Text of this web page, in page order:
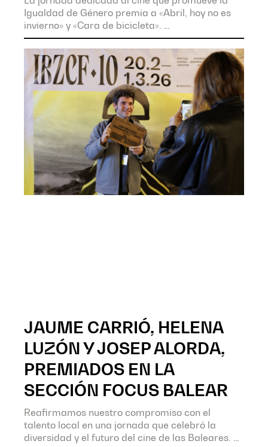
Igualdad de Género premia a «Abril, hoy no es
invierno» y «Cara de bicicleta».
JAUME CARRIÓ, HELENA
LUZÓN Y JOSEP ALORDA,
PREMIADOS EN LA
SECCIÓN FOCUS BALEAR
Reafirmamos nuestro compromiso con el
talento local en una jornada que celebró la
diversidad y el futuro del cine de las Baleares.